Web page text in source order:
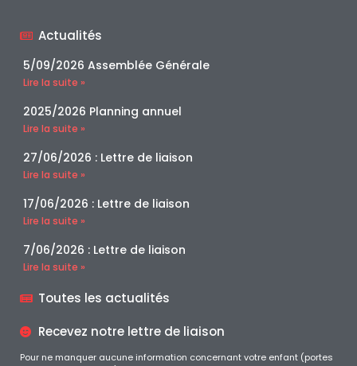
Actualités
5/09/2026 Assemblée Générale
Lire la suite »
2025/2026 Planning annuel
Lire la suite »
27/06/2026 : Lettre de liaison
Lire la suite »
17/06/2026 : Lettre de liaison
Lire la suite »
7/06/2026 : Lettre de liaison
Lire la suite »
Toutes les actualités
Recevez notre lettre de liaison
Pour ne manquer aucune information concernant votre enfant (portes